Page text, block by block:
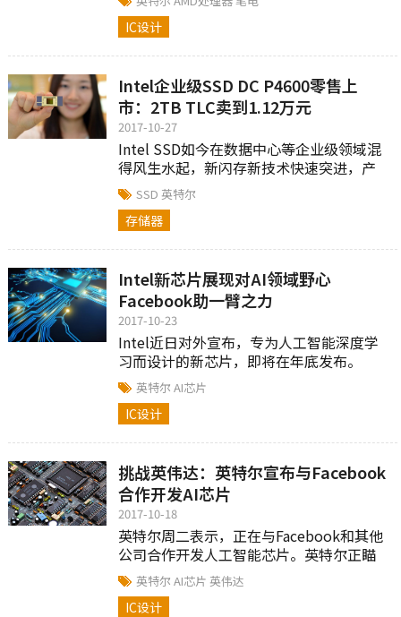
IC设计
Intel企业级SSD DC P4600零售上
市：2TB TLC卖到1.12万元
2017-10-27
Intel SSD如今在数据中心等企业级领域混
得风生水起，新闪存新技术快速突进，产
品相当威猛。
SSD 英特尔
存储器
Intel新芯片展现对AI领域野心
Facebook助一臂之力
2017-10-23
Intel近日对外宣布，专为人工智能深度学
习而设计的新芯片，即将在年底发布。
英特尔AI芯片
IC设计
挑战英伟达：英特尔宣布与Facebook
合作开发AI芯片
2017-10-18
英特尔周二表示，正在与Facebook和其他
公司合作开发人工智能芯片。英特尔正瞄
准快速增长的人工智能市场，挑战竞争对
手英伟达。
英特尔AI芯片 英伟达
IC设计